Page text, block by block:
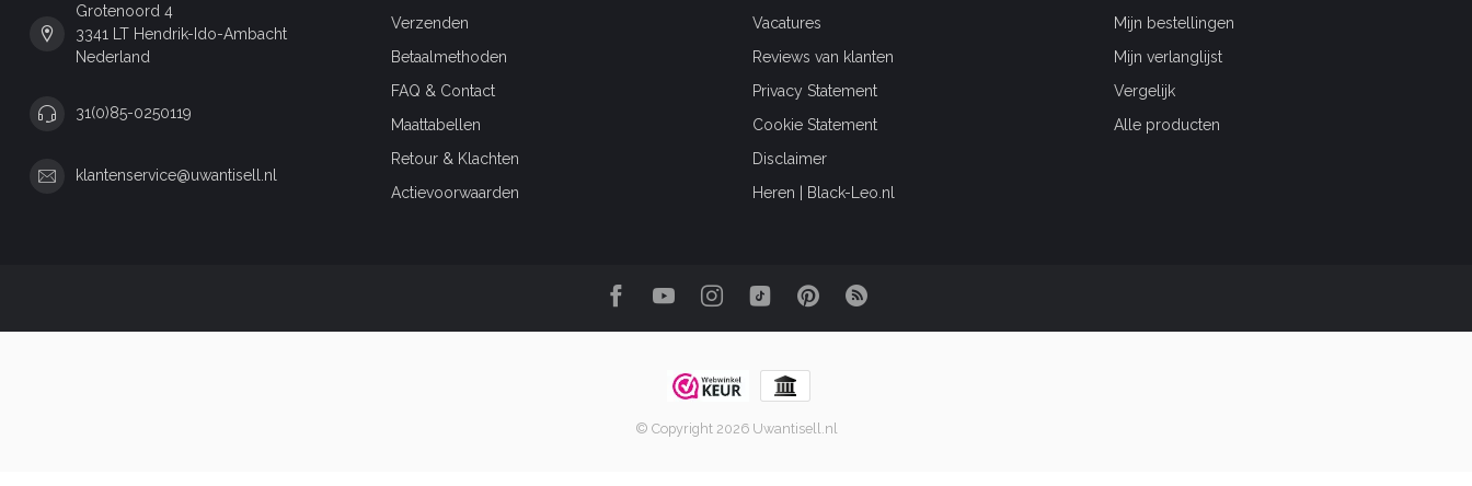
Grotenoord 4
3341 LT Hendrik-Ido-Ambacht
Nederland
31(0)85-0250119
klantenservice@uwantisell.nl
Verzenden
Betaalmethoden
FAQ & Contact
Maattabellen
Retour & Klachten
Actievoorwaarden
Vacatures
Reviews van klanten
Privacy Statement
Cookie Statement
Disclaimer
Heren | Black-Leo.nl
Mijn bestellingen
Mijn verlanglijst
Vergelijk
Alle producten
© Copyright 2026 Uwantisell.nl